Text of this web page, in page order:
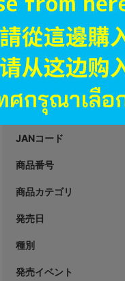
状態 :A
名古屋店本館
在庫あり 1,390
JANコード
商品番号
商品カテゴリ
発売日
種別
発売イベント